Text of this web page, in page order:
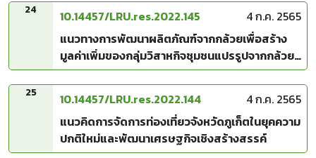
24 10.14457/LRU.res.2022.145
4 ก.ค. 2565
แนวทางการพัฒนาผลิตภัณฑ์จากกล้วยเพื่อสร้าง
มูลค่าเพิ่มของกลุ่มวิสาหกิจชุมชนแปรรูปจากกล้วย
บ้านท่าดีหมี ตำบลปากตม อำเภอเชียงคาน จังหวัด
เลย
25 10.14457/LRU.res.2022.144
4 ก.ค. 2565
แนวคิดการจัดการท่องเที่ยวจังหวัดภูเก็ตในยุคความ
ปกติใหม่และพัฒนาเศรษฐกิจเชิงสร้างสรรค์